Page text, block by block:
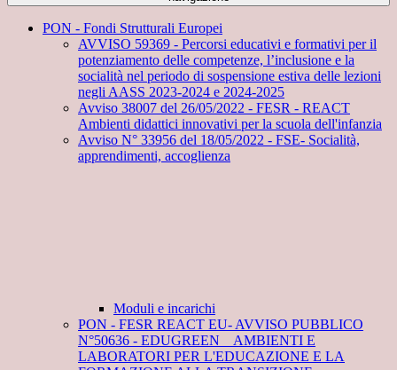
PON - Fondi Strutturali Europei
AVVISO 59369 - Percorsi educativi e formativi per il
potenziamento delle competenze, l’inclusione e la
socialità nel periodo di sospensione estiva delle lezioni
negli AASS 2023-2024 e 2024-2025
Avviso 38007 del 26/05/2022 - FESR - REACT
Ambienti didattici innovativi per la scuola dell'infanzia
Avviso N° 33956 del 18/05/2022 - FSE- Socialità,
apprendimenti, accoglienza
Moduli e incarichi
PON - FESR REACT EU- AVVISO PUBBLICO
N°50636 - EDUGREEN _ AMBIENTI E
LABORATORI PER L'EDUCAZIONE E LA